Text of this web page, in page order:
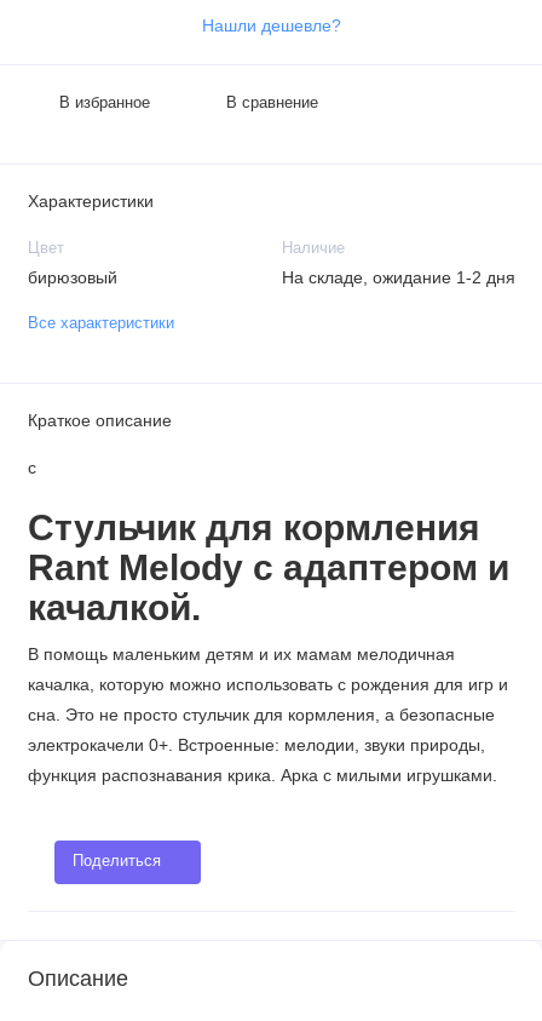
Нашли дешевле?
В избранное В сравнение
Характеристики
Цвет
бирюзовый
Наличие
На складе, ожидание 1-2 дня
Все характеристики
Краткое описание
с
Стульчик для кормления
Rant Melody с адаптером и
качалкой.
В помощь маленьким детям и их мамам мелодичная
качалка, которую можно использовать с рождения для игр и
сна. Это не просто стульчик для кормления, а безопасные
электрокачели 0+. Встроенные: мелодии, звуки природы,
функция распознавания крика. Арка с милыми игрушками.
Поделиться
Описание